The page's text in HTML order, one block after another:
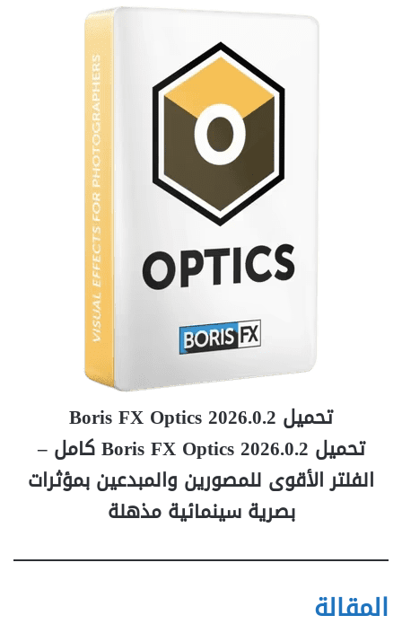
تحميل Boris FX Optics 2026.0.2
تحميل Boris FX Optics 2026.0.2 كامل –
الفلتر الأقوى للمصورين والمبدعين بمؤثرات
بصرية سينمائية مذهلة
المقالة